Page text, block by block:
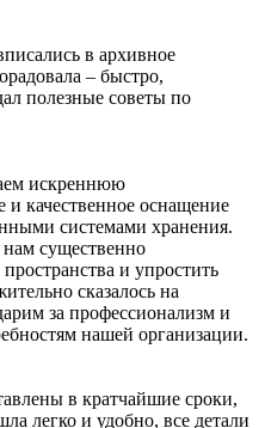
в архивное
– быстро,
полезные советы по
искреннюю
и качественное оснащение
системами хранения.
существенно
и упростить
сказалось на
за профессионализм и
нашей организации.
в кратчайшие сроки,
легко и удобно, все детали